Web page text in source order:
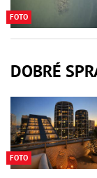
FOTO
DOBRÉ
FOTO